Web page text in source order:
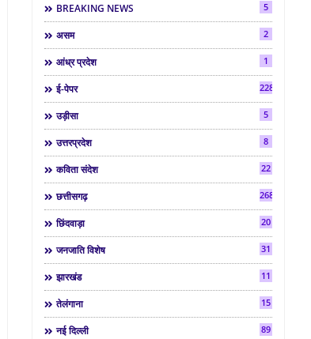
BREAKING NEWS 5
असम 2
आंध्र प्रदेश 1
ई-पेपर 2286
उड़ीसा 5
उत्तरप्रदेश 8
कविता संदेश 22
छत्तीसगढ़ 268
छिंदवाड़ा 20
जनजाति विशेष 31
झारखंड 11
तेलंगाना 15
नई दिल्ली 89